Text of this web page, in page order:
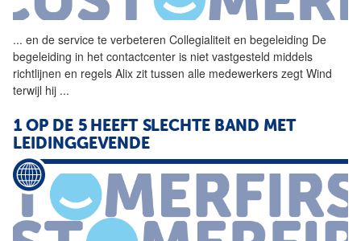
... en de service te verbeteren Collegialiteit en begeleiding De
begeleiding in het contactcenter is niet vastgesteld middels
richtlijnen en regels Alix zit tussen alle medewerkers zegt Wind
terwijl hij ...
1 OP DE 5 HEEFT SLECHTE BAND MET
LEIDINGGEVENDE